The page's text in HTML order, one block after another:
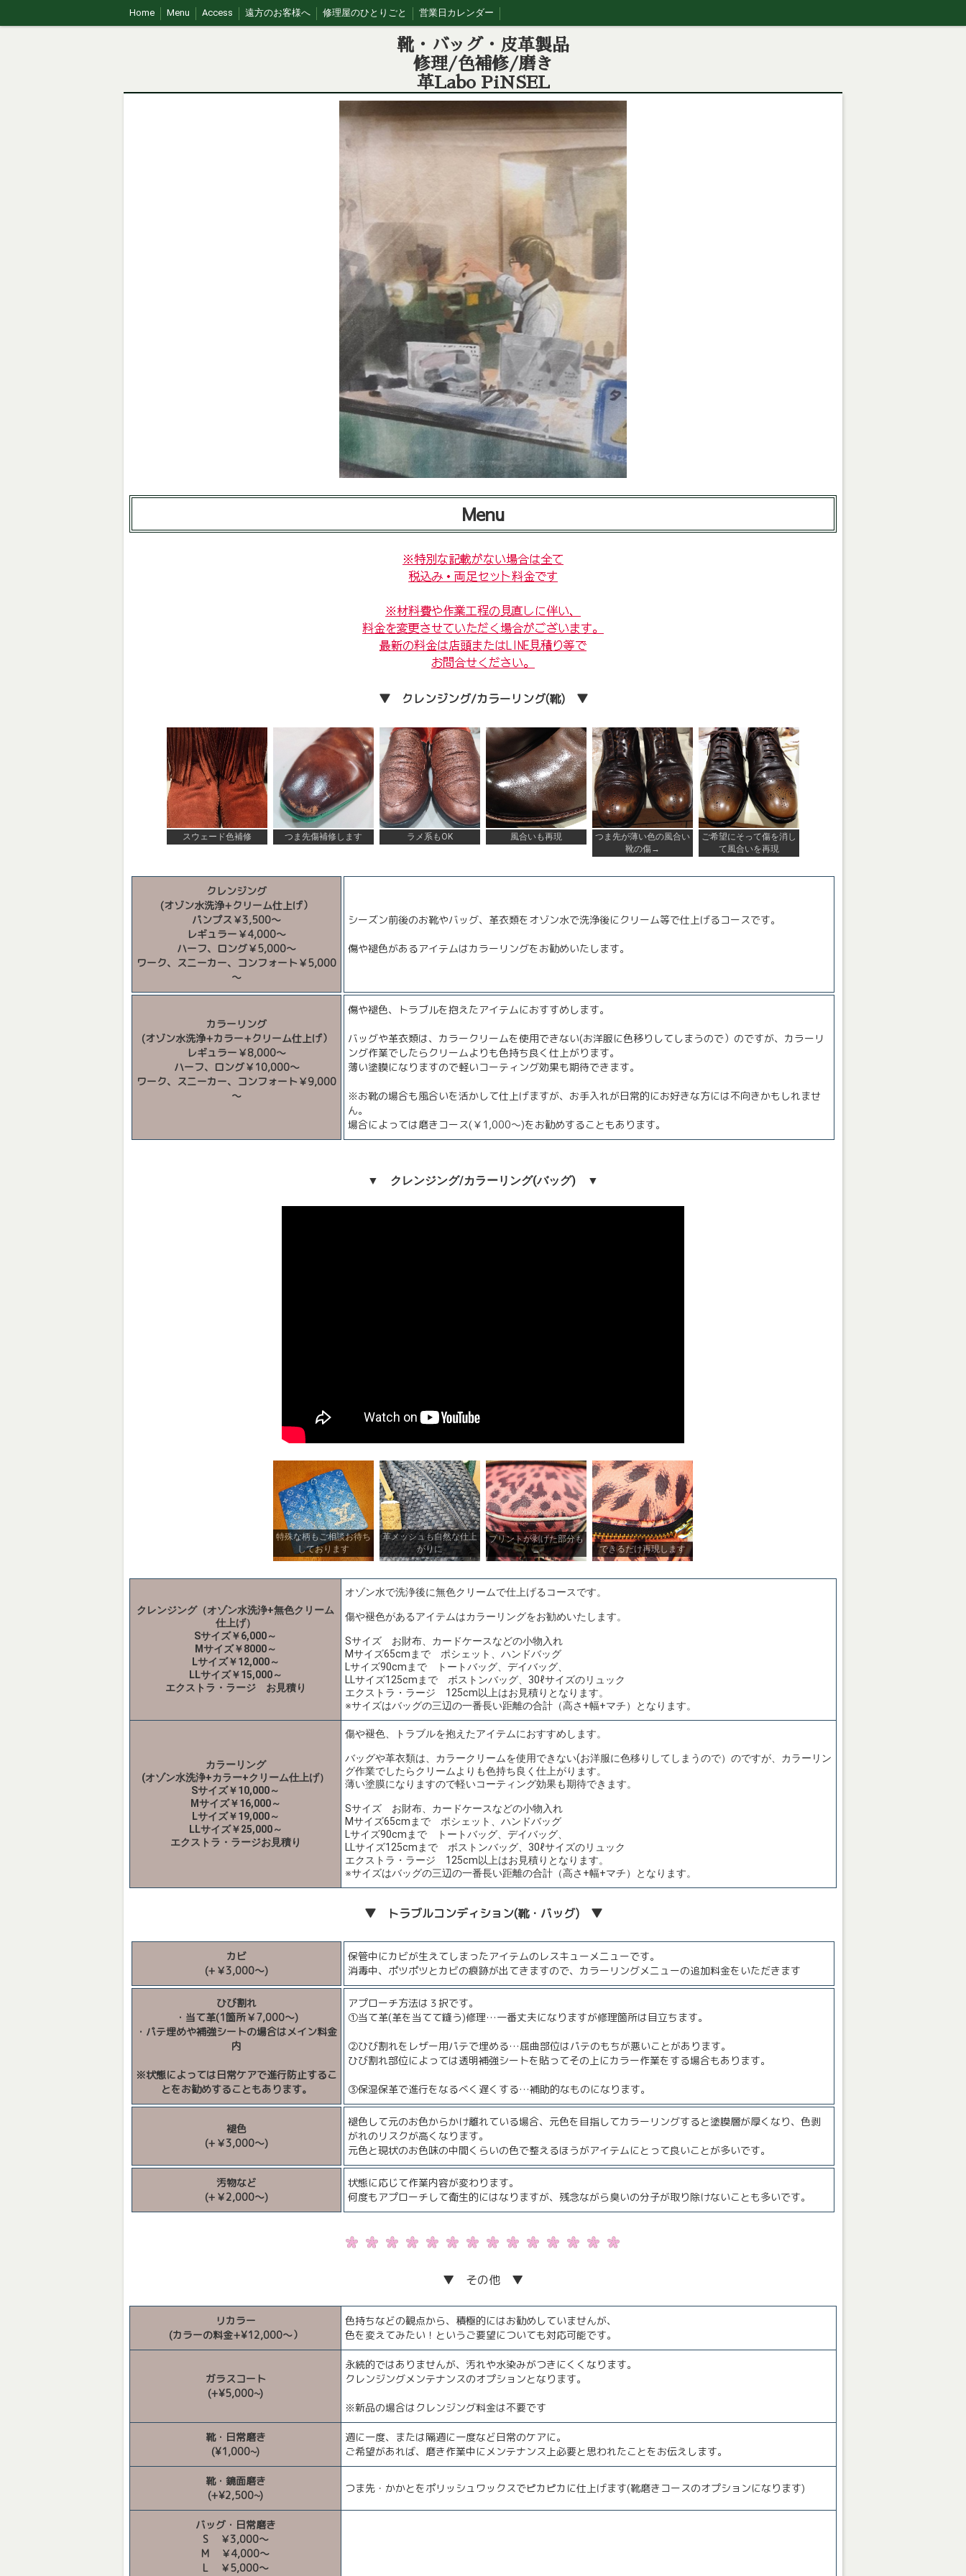
Home Menu Access 遠方のお客様へ 修理屋のひとりごと 営業日カレンダー
靴・バッグ・皮革製品
修理/色補修/磨き
革Labo PiNSEL
Menu
※特別な記載がない場合は全て
税込み・両足セット料金です
※材料費や作業工程の見直しに伴い、
料金を変更させていただく場合がございます。
最新の料金は店頭またはLINE見積り等で
お問合せください。
▼ クレンジング/カラーリング(靴) ▼
スウェード色補修 つま先傷補修します ラメ系もOK 風合いも再現
つま先が薄い色の風合い
靴の傷→
ご希望にそって傷を消し
て風合いを再現
クレンジング
(オゾン水洗浄+クリーム仕上げ）
パンプス￥3,500～
レギュラー￥4,000～
ハーフ、ロング￥5,000～
ワーク、スニーカー、コンフォート￥5,000
～
シーズン前後のお靴やバッグ、革衣類をオゾン水で洗浄後にクリーム等で仕上げるコースです。
傷や褪色があるアイテムはカラーリングをお勧めいたします。
カラーリング
(オゾン水洗浄+カラー+クリーム仕上げ）
レギュラー￥8,000～
ハーフ、ロング￥10,000～
ワーク、スニーカー、コンフォート￥9,000
～
傷や褪色、トラブルを抱えたアイテムにおすすめします。
バッグや革衣類は、カラークリームを使用できない(お洋服に色移りしてしまうので）のですが、カラーリ
ング作業でしたらクリームよりも色持ち良く仕上がります。
薄い塗膜になりますので軽いコーティング効果も期待できます。
※お靴の場合も風合いを活かして仕上げますが、お手入れが日常的にお好きな方には不向きかもしれませ
ん。
場合によっては磨きコース(￥1,000～)をお勧めすることもあります。
▼ クレンジング/カラーリング(バッグ) ▼
特殊な柄もご相談お待ち
しております
革メッシュも自然な仕上
がりに
プリントが剥げた部分も
→
できるだけ再現します
クレンジング（オゾン水洗浄+無色クリーム
仕上げ）
Sサイズ￥6,000～
Mサイズ￥8000～
Lサイズ￥12,000～
LLサイズ￥15,000～
エクストラ・ラージ お見積り
オゾン水で洗浄後に無色クリームで仕上げるコースです。
傷や褪色があるアイテムはカラーリングをお勧めいたします。
Sサイズ お財布、カードケースなどの小物入れ
Mサイズ65cmまで ポシェット、ハンドバッグ
Lサイズ90cmまで トートバッグ、デイバッグ、
LLサイズ125cmまで ボストンバッグ、30ℓサイズのリュック
エクストラ・ラージ 125cm以上はお見積りとなります。
※サイズはバッグの三辺の一番長い距離の合計（高さ+幅+マチ）となります。
カラーリング
(オゾン水洗浄+カラー+クリーム仕上げ）
Sサイズ￥10,000～
Mサイズ￥16,000～
Lサイズ￥19,000～
LLサイズ￥25,000～
エクストラ・ラージお見積り
傷や褪色、トラブルを抱えたアイテムにおすすめします。
バッグや革衣類は、カラークリームを使用できない(お洋服に色移りしてしまうので）のですが、カラーリン
グ作業でしたらクリームよりも色持ち良く仕上がります。
薄い塗膜になりますので軽いコーティング効果も期待できます。
Sサイズ お財布、カードケースなどの小物入れ
Mサイズ65cmまで ポシェット、ハンドバッグ
Lサイズ90cmまで トートバッグ、デイバッグ、
LLサイズ125cmまで ボストンバッグ、30ℓサイズのリュック
エクストラ・ラージ 125cm以上はお見積りとなります。
※サイズはバッグの三辺の一番長い距離の合計（高さ+幅+マチ）となります。
▼ トラブルコンディション(靴・バッグ) ▼
カビ
(+￥3,000～)
保管中にカビが生えてしまったアイテムのレスキューメニューです。
消毒中、ポツポツとカビの痕跡が出てきますので、カラーリングメニューの追加料金をいただきます
ひび割れ
・当て革(1箇所￥7,000～)
・パテ埋めや補強シートの場合はメイン料金
内
※状態によっては日常ケアで進行防止するこ
とをお勧めすることもあります。
アプローチ方法は３択です。
①当て革(革を当てて縫う)修理…一番丈夫になりますが修理箇所は目立ちます。
②ひび割れをレザー用パテで埋める…屈曲部位はパテのもちが悪いことがあります。
ひび割れ部位によっては透明補強シートを貼ってその上にカラー作業をする場合もあります。
③保湿保革で進行をなるべく遅くする…補助的なものになります。
褪色
(+￥3,000～)
褪色して元のお色からかけ離れている場合、元色を目指してカラーリングすると塗膜層が厚くなり、色剥
がれのリスクが高くなります。
元色と現状のお色味の中間くらいの色で整えるほうがアイテムにとって良いことが多いです。
汚物など
(+￥2,000～)
状態に応じて作業内容が変わります。
何度もアプローチして衛生的にはなりますが、残念ながら臭いの分子が取り除けないことも多いです。
▼ その他 ▼
リカラー
(カラーの料金+¥12,000〜）
色持ちなどの観点から、積極的にはお勧めしていませんが、
色を変えてみたい！というご要望についても対応可能です。
ガラスコート
(+¥5,000~)
永続的ではありませんが、汚れや水染みがつきにくくなります。
クレンジングメンテナンスのオプションとなります。
※新品の場合はクレンジング料金は不要です
靴・日常磨き
(¥1,000~)
週に一度、または隔週に一度など日常のケアに。
ご希望があれば、磨き作業中にメンテナンス上必要と思われたことをお伝えします。
靴・鏡面磨き
(+¥2,500~)
つま先・かかとをポリッシュワックスでピカピカに仕上げます(靴磨きコースのオプションになります)
バッグ・日常磨き
S ￥3,000～
M ￥4,000～
L ￥5,000～